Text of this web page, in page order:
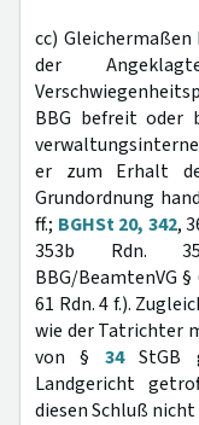
cc)
der
BBG befreit oder
er zum Erhalt
Grundordnung
ff.; BGHSt 20, 342,
353b Rdn. 35;
BBG/BeamtenVG
61 Rdn. 4 f.).
wie der Tatrichter
von § 34StGB
Landgericht
diesen Schluß